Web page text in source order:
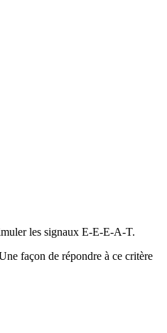
les signaux E-E-E-A-T.
façon de répondre à ce critère